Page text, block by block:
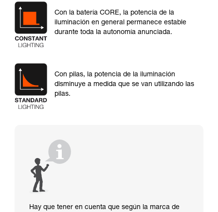
Con la batería CORE, la potencia de la
iluminación en general permanece estable
durante toda la autonomía anunciada.
Con pilas, la potencia de la iluminación
disminuye a medida que se van utilizando las
pilas.
Hay que tener en cuenta que según la marca de